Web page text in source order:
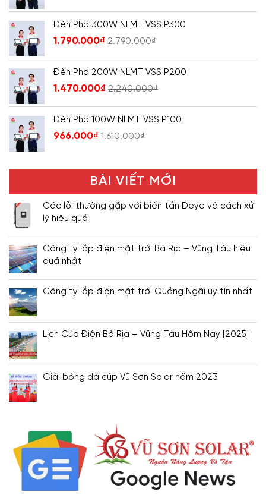
Đèn Pha 300W NLMT VSS P300
1.790.000₫ 2.790.000₫
Đèn Pha 200W NLMT VSS P200
1.470.000₫ 2.240.000₫
Đèn Pha 100W NLMT VSS P100
966.000₫ 1.610.000₫
BÀI VIẾT MỚI
Các lỗi thường gặp với biến tần Deye và cách xử
lý hiệu quả
Công ty lắp điện mặt trời Bà Rịa – Vũng Tàu hiệu
quả nhất
Công ty lắp điện mặt trời Quảng Ngãi uy tín nhất
Lịch Cúp Điện Bà Rịa – Vũng Tàu Hôm Nay [2025]
Giải bóng đá cúp Vũ Sơn Solar năm 2023